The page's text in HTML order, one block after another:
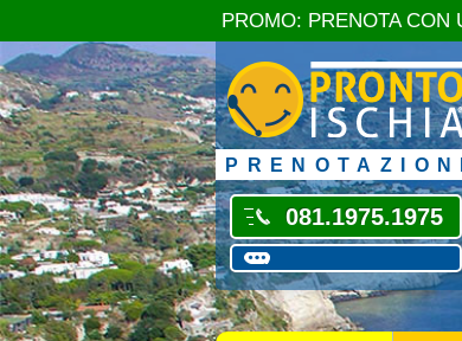
081.1975.1975
PROMO: PRENOTA CON